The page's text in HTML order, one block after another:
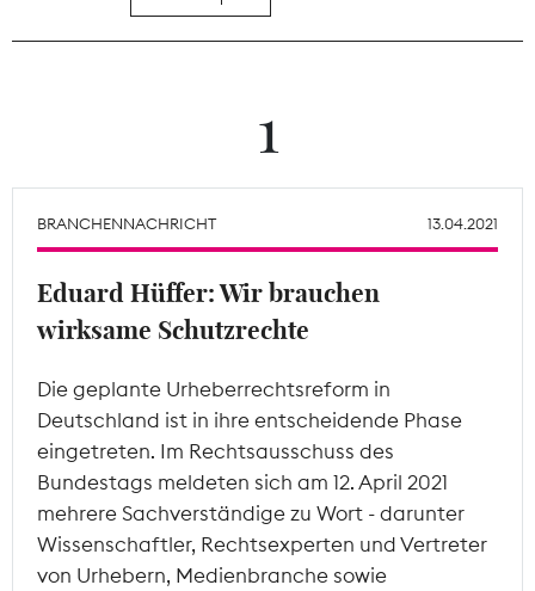
Wächterpreis
Mitgliederbereich
1
BRANCHENNACHRICHT 13.04.2021
Eduard Hüffer: Wir brauchen
wirksame Schutzrechte
Die geplante Urheberrechtsreform in
Deutschland ist in ihre entscheidende Phase
eingetreten. Im Rechtsausschuss des
Bundestags meldeten sich am 12. April 2021
mehrere Sachverständige zu Wort - darunter
Wissenschaftler, Rechtsexperten und Vertreter
von Urhebern, Medienbranche sowie